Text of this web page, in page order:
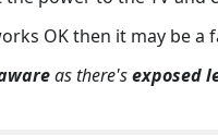
OK then it may be a
as there'sexposed